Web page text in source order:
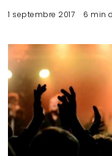
1 septembre 2017 6 min